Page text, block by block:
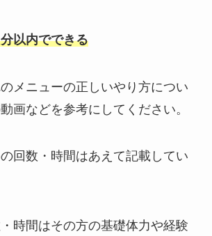
以内でできる
メニューの正しいやり方につい
画などを参考にしてください。
回数・時間はあえて記載してい
時間はその方の基礎体力や経験